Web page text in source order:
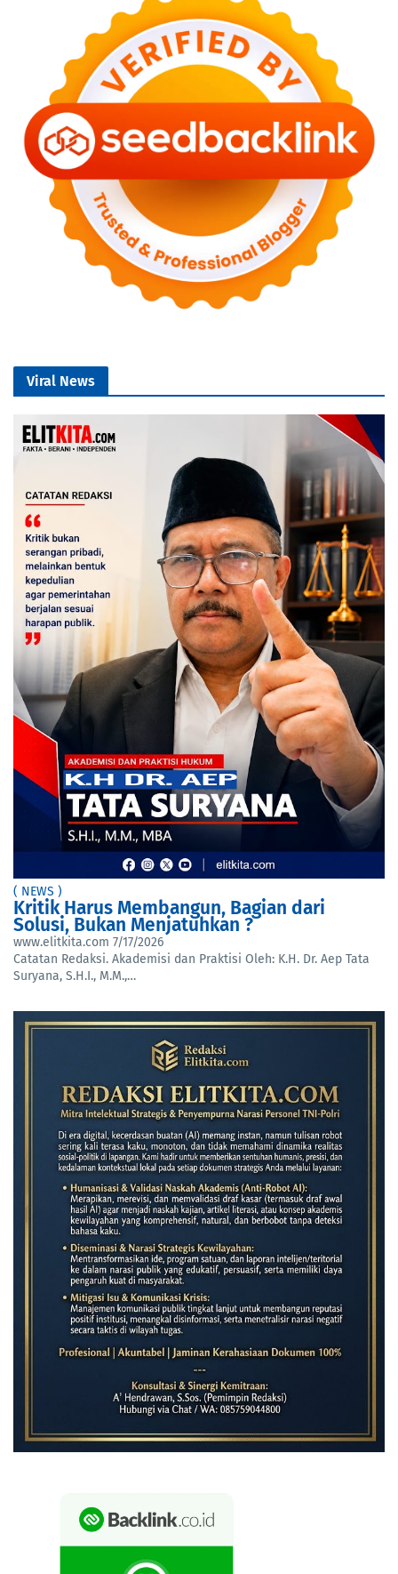
Viral News
( NEWS )
Kritik Harus Membangun, Bagian dari
Solusi, Bukan Menjatuhkan ?
www.elitkita.com 7/17/2026
Catatan Redaksi. Akademisi dan Praktisi Oleh: K.H. Dr. Aep Tata
Suryana, S.H.I., M.M.,…